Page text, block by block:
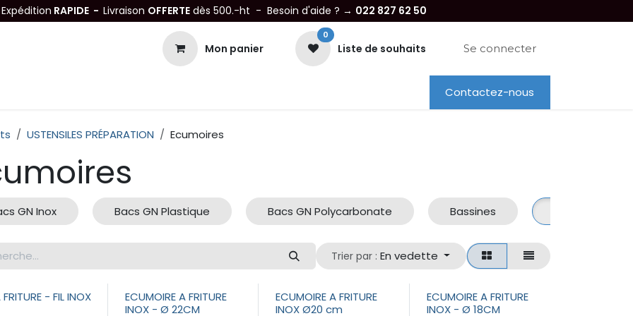
Expédition RAPIDE - Livraison OFFERTE dès 500.-ht - Besoin d'aide ? → 022 827 62 50
Mon panier
0
Liste de souhaits Se connecter
Dépannage Location
Contactez-nous
USTENSILES PRÉPARATION Ecumoires
GN Inox Bacs GN Plastique Bacs GN Polycarbonate Bassines
Trier par : En vedette
- FIL INOX
ECUMOIRE A FRITURE
INOX - Ø 22CM
ECUMOIRE A FRITURE
INOX Ø20 cm
ECUMOIRE A FRITURE
INOX - Ø 18CM